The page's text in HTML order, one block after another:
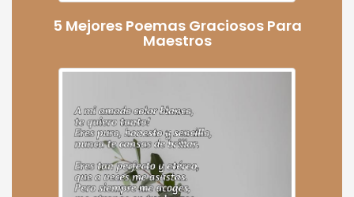
5 Mejores Poemas Graciosos Para
Maestros